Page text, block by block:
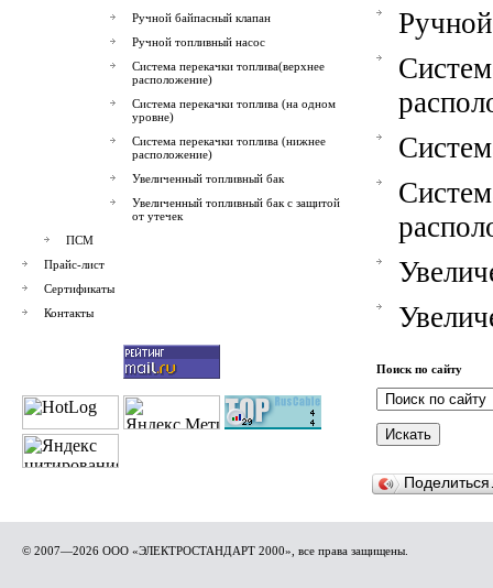
Ручной байпасный клапан
Ручной топливный насос
Система перекачки топлива(верхнее
расположение)
Система перекачки топлива (на одном
уровне)
Система перекачки топлива (нижнее
расположение)
Увеличенный топливный бак
Увеличенный топливный бак с защитой
от утечек
ПСМ
Прайс-лист
Сертификаты
Контакты
Поиск по сайту
© 2007—2026 ООО «ЭЛЕКТРОСТАНДАРТ 2000», все права защищены.